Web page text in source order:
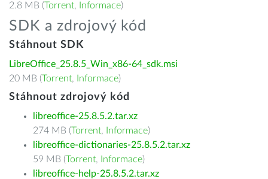
2.8 MB (Torrent, Informace)
SDK a zdrojový kód
Stáhnout SDK
LibreOffice_25.8.5_Win_x86-64_sdk.msi
20 MB (Torrent, Informace)
Stáhnout zdrojový kód
libreoffice-25.8.5.2.tar.xz
274 MB (Torrent, Informace)
libreoffice-dictionaries-25.8.5.2.tar.xz
59 MB (Torrent, Informace)
libreoffice-help-25.8.5.2.tar.xz